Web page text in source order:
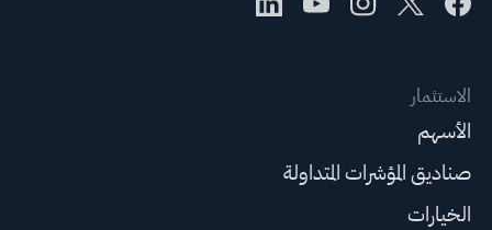
الاستثمار
الأسهم
صناديق المؤشرات المتداولة
الخيارات